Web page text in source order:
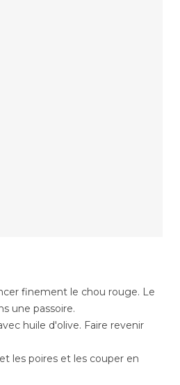
finement le chou rouge. Le
une passoire.
huile d'olive. Faire revenir
les poires et les couper en